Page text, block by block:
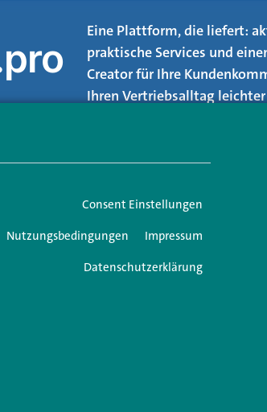
Eine Plattform, die liefert:
praktische Services und
Creator für Ihre
Ihren Vertriebsalltag
Consent Einstellungen
Nutzungsbedingungen
Impressum
Datenschutzerklärung